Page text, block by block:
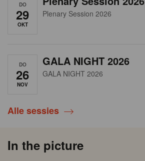
DO
29
OKT
Plenary Session 2026
DO
26
NOV
GALA NIGHT 2026
GALA NIGHT 2026
Alle sessies
In the picture